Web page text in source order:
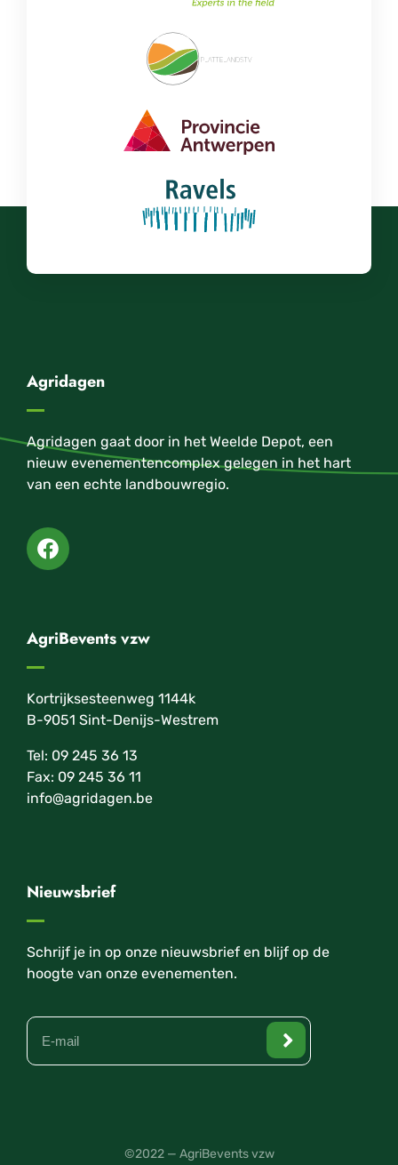
Agridagen
Agridagen gaat door in het Weelde Depot, een
nieuw evenementencomplex gelegen in het hart
van een echte landbouwregio.
AgriBevents vzw
Kortrijksesteenweg 1144k
B-9051 Sint-Denijs-Westrem
Tel: 09 245 36 13
Fax: 09 245 36 11
info@agridagen.be
Nieuwsbrief
Schrijf je in op onze nieuwsbrief en blijf op de
hoogte van onze evenementen.
©2022 — AgriBevents vzw